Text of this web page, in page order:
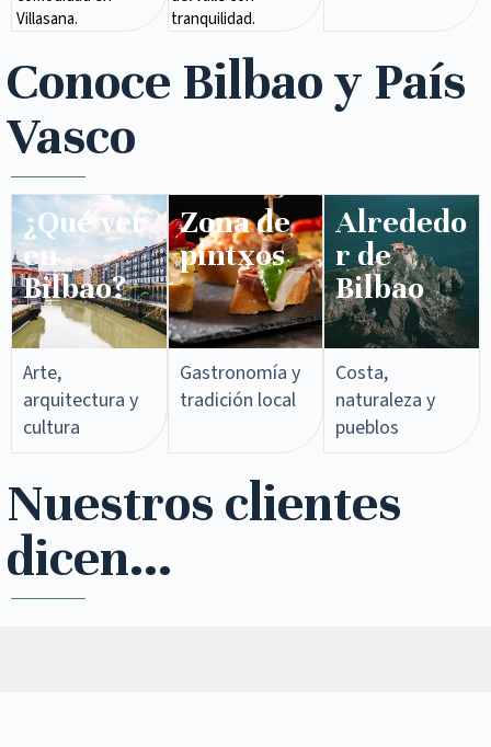
Villasana.
tranquilidad.
Conoce Bilbao y País
Vasco
¿Qué ver
en
Bilbao?
Arte,
arquitectura y
cultura
Zona de
pintxos​
Gastronomía y
tradición local
Alrededo
r de
Bilbao
Costa,
naturaleza y
pueblos
Nuestros clientes
dicen...